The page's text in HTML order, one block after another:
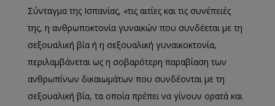
Σύνταγμα της Ισπανίας, «τις αιτίες και τις συνέπειές
της, η ανθρωποκτονία γυναικών που συνδέεται με τη
σεξουαλική βία ή η σεξουαλική γυναικοκτονία,
περιλαμβάνεται ως η σοβαρότερη παραβίαση των
ανθρωπίνων δικαιωμάτων που συνδέονται με τη
σεξουαλική βία, τα οποία πρέπει να γίνουν ορατά και